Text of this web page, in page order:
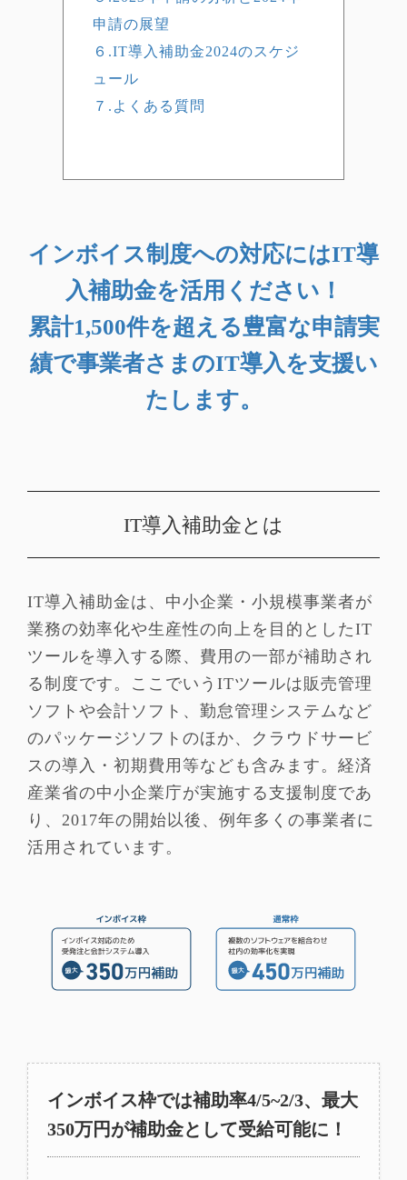
申請の展望
６.IT導入補助金2024のスケジ
ュール
７.よくある質問
インボイス制度への対応にはIT導
入補助金を活用ください！
累計1,500件を超える豊富な申請実
績で事業者さまのIT導入を支援い
たします。
IT導入補助金とは
IT導入補助金は、中小企業・小規模事業者が
業務の効率化や生産性の向上を目的としたIT
ツールを導入する際、費用の一部が補助され
る制度です。ここでいうITツールは販売管理
ソフトや会計ソフト、勤怠管理システムなど
のパッケージソフトのほか、クラウドサービ
スの導入・初期費用等なども含みます。経済
産業省の中小企業庁が実施する支援制度であ
り、2017年の開始以後、例年多くの事業者に
活用されています。
インボイス枠では補助率4/5~2/3、最大
350万円が補助金として受給可能に！